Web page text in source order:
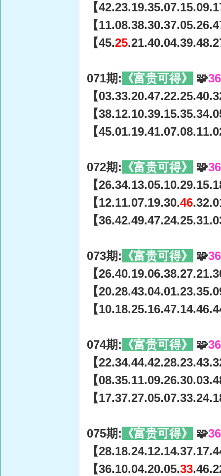
【
【
【45.25
071期: 《富贵可得》 🧩
【
【
【
072期: 《富贵可得》 🧩
【
【12.11.07.19.30.46
【
073期: 《富贵可得》 🧩
【
【
【
074期: 《富贵可得》 🧩
【
【
【
075期: 《富贵可得》 🧩
【
【36.10.04.20.05.33